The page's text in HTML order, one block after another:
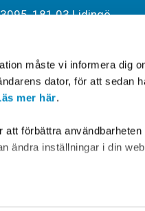
måste vi informera dig
dator, för att sedan
mer här.
att förbättra
ändra inställningar i din
181 03 Lidingö
Kungsvägen 315, Lidingö
6, 181 66 Lidingö